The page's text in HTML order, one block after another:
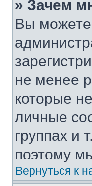
» Зачем
Вы можете
не менее
которые
личные
группах и
поэтому
Вернуться к